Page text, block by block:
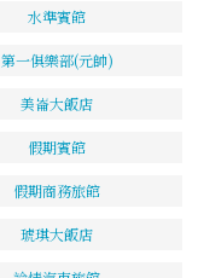
水準賓館
第一俱樂部(元帥)
美崙大飯店
假期賓館
假期商務旅館
琥琪大飯店